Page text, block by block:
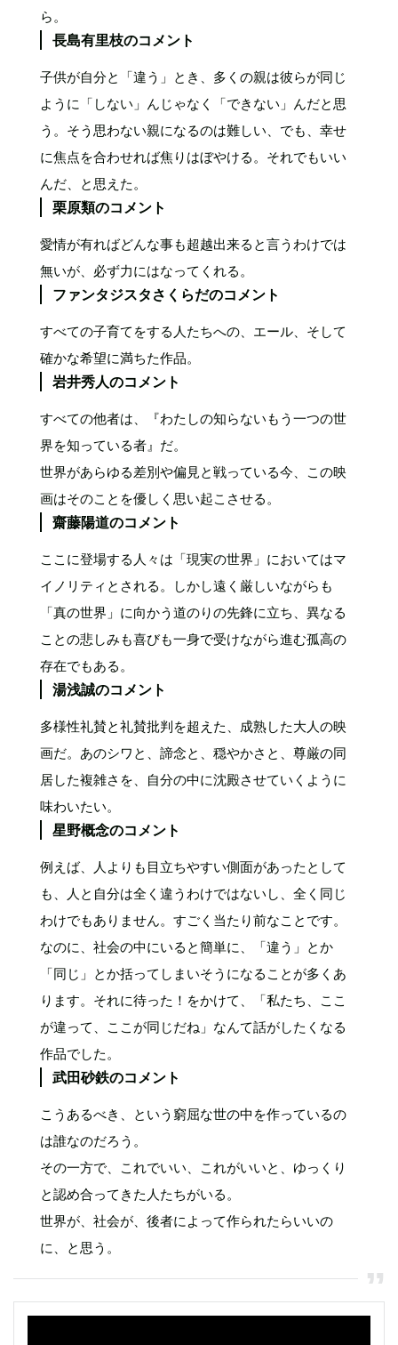
ら。
長島有里枝のコメント
子供が自分と「違う」とき、多くの親は彼らが同じ
ように「しない」んじゃなく「できない」んだと思
う。そう思わない親になるのは難しい、でも、幸せ
に焦点を合わせれば焦りはぼやける。それでもいい
んだ、と思えた。
栗原類のコメント
愛情が有ればどんな事も超越出来ると言うわけでは
無いが、必ず力にはなってくれる。
ファンタジスタさくらだのコメント
すべての子育てをする人たちへの、エール、そして
確かな希望に満ちた作品。
岩井秀人のコメント
すべての他者は、『わたしの知らないもう一つの世
界を知っている者』だ。
世界があらゆる差別や偏見と戦っている今、この映
画はそのことを優しく思い起こさせる。
齋藤陽道のコメント
ここに登場する人々は「現実の世界」においてはマ
イノリティとされる。しかし遠く厳しいながらも
「真の世界」に向かう道のりの先鋒に立ち、異なる
ことの悲しみも喜びも一身で受けながら進む孤高の
存在でもある。
湯浅誠のコメント
多様性礼賛と礼賛批判を超えた、成熟した大人の映
画だ。あのシワと、諦念と、穏やかさと、尊厳の同
居した複雑さを、自分の中に沈殿させていくように
味わいたい。
星野概念のコメント
例えば、人よりも目立ちやすい側面があったとして
も、人と自分は全く違うわけではないし、全く同じ
わけでもありません。すごく当たり前なことです。
なのに、社会の中にいると簡単に、「違う」とか
「同じ」とか括ってしまいそうになることが多くあ
ります。それに待った！をかけて、「私たち、ここ
が違って、ここが同じだね」なんて話がしたくなる
作品でした。
武田砂鉄のコメント
こうあるべき、という窮屈な世の中を作っているの
は誰なのだろう。
その一方で、これでいい、これがいいと、ゆっくり
と認め合ってきた人たちがいる。
世界が、社会が、後者によって作られたらいいの
に、と思う。